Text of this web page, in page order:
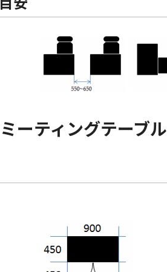
ーティングテーブル